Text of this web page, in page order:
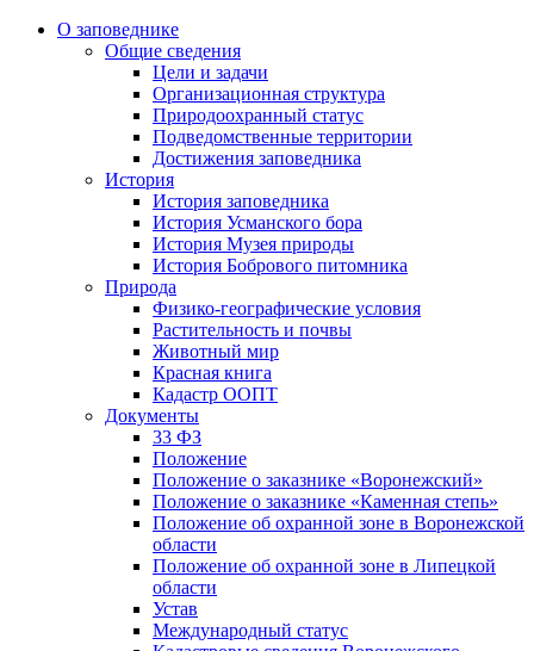
О заповеднике
Общие сведения
Цели и задачи
Организационная структура
Природоохранный статус
Подведомственные территории
Достижения заповедника
История
История заповедника
История Усманского бора
История Музея природы
История Бобрового питомника
Природа
Физико-географические условия
Растительность и почвы
Животный мир
Красная книга
Кадастр ООПТ
Документы
33 ФЗ
Положение
Положение о заказнике «Воронежский»
Положение о заказнике «Каменная степь»
Положение об охранной зоне в Воронежской
области
Положение об охранной зоне в Липецкой
области
Устав
Международный статус